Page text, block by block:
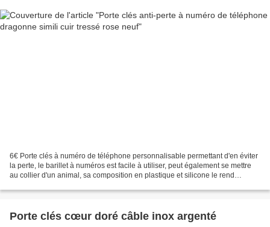
6€ Porte clés à numéro de téléphone personnalisable permettant d'en éviter
la perte, le barillet à numéros est facile à utiliser, peut également se mettre
au collier d'un animal, sa composition en plastique et silicone le rend
Porte clés cœur doré câble inox argenté